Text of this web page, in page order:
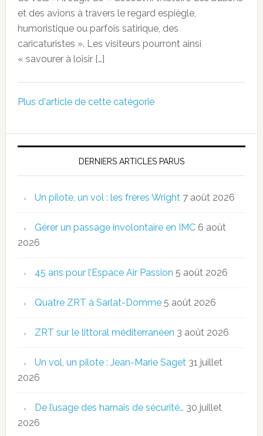
et des avions à travers le regard espiègle,
humoristique ou parfois satirique, des
caricaturistes ». Les visiteurs pourront ainsi
« savourer à loisir […]
Plus d'article de cette catégorie
DERNIERS ARTICLES PARUS
Un pilote, un vol : les frères Wright 7 août 2026
Gérer un passage involontaire en IMC 6 août
2026
45 ans pour l’Espace Air Passion 5 août 2026
Quatre ZRT à Sarlat-Domme 5 août 2026
ZRT sur le littoral méditerranéen 3 août 2026
Un vol, un pilote : Jean-Marie Saget 31 juillet
2026
De l’usage des harnais de sécurité… 30 juillet
2026